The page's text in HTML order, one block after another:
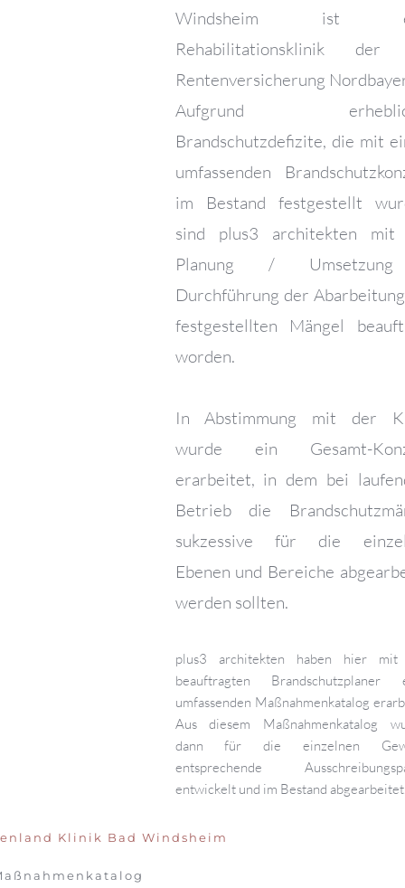
Windsheim ist
Rehabilitationsklinik
Rentenversicherung
Aufgrund
Brandschutzdefizite, die mit
umfassenden
im Bestand festgestellt
sind plus3 architekten mit
Planung /
Durchführung der
festgestellten Mängel
worden.
In Abstimmung mit der
wurde ein Gesamt-
erarbeitet, in dem bei
Betrieb die
sukzessive für die
Ebenen und Bereiche
werden sollten.
plus3 architekten haben hier mit
beauftragten Brandschutzplaner
umfassenden Maßnahmenkatalog
Aus diesem Maßnahmenkatalog
dann für die einzelnen
entsprechende
entwickelt und im Bestand
Klinik Bad Windsheim